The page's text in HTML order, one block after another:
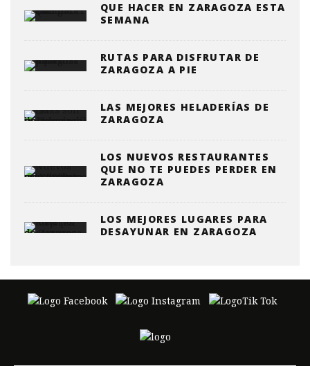
QUE HACER EN ZARAGOZA ESTA
SEMANA
RUTAS PARA DISFRUTAR DE
ZARAGOZA A PIE
LAS MEJORES HELADERÍAS DE
ZARAGOZA
LOS NUEVOS RESTAURANTES
QUE NO TE PUEDES PERDER EN
ZARAGOZA
LOS MEJORES LUGARES PARA
DESAYUNAR EN ZARAGOZA